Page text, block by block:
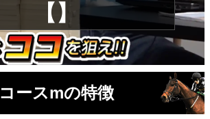
【】
コースmの特徴